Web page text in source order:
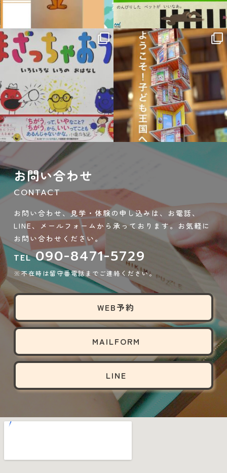
10月 19
sateraito_okazaki
9月 21
sateraito_okazaki
9月 14
お問い合わせ
CONTACT
お問い合わせ、見学・体験の申し込みは、お電話、
LINE、メールフォームから承っております。お気軽に
お問い合わせください。
TEL090-8471-5729
※不在時は留守番電話までご連絡ください。
WEB予約
MAILFORM
LINE